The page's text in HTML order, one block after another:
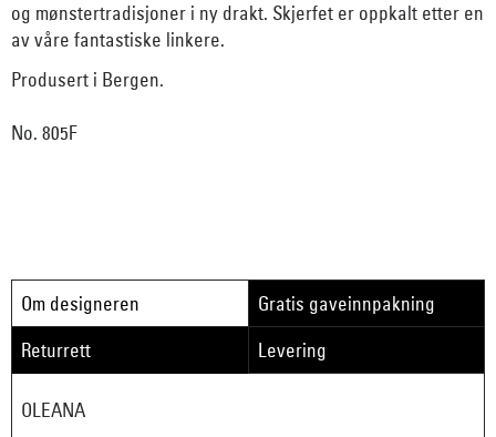
og mønstertradisjoner i ny drakt. Skjerfet er oppkalt etter en
av våre fantastiske linkere.
Produsert i Bergen.
No. 805F
Om designeren
Gratis gaveinnpakning
Returrett
Levering
OLEANA